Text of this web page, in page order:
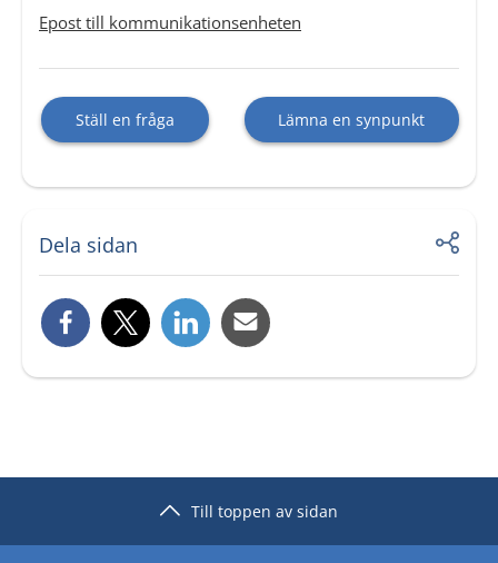
Epost till kommunikationsenheten
Ställ en fråga Lämna en synpunkt
Dela sidan
Till toppen av sidan